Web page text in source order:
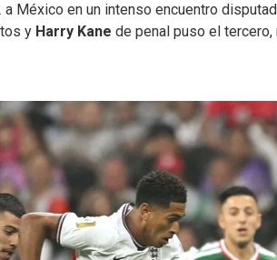
México en un intenso encuentro
y Harry Kane de penal puso el tercero,